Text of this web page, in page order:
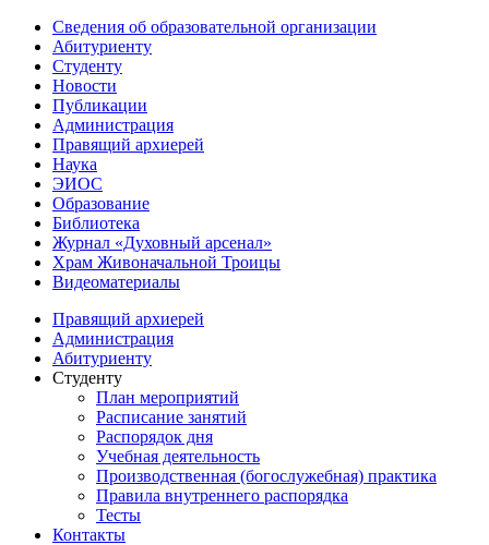
Сведения об образовательной организации
Абитуриенту
Студенту
Новости
Публикации
Администрация
Правящий архиерей
Наука
ЭИОС
Образование
Библиотека
Журнал «Духовный арсенал»
Храм Живоначальной Троицы
Видеоматериалы
Правящий архиерей
Администрация
Абитуриенту
Студенту
План мероприятий
Расписание занятий
Распорядок дня
Учебная деятельность
Производственная (богослужебная) практика
Правила внутреннего распорядка
Тесты
Контакты